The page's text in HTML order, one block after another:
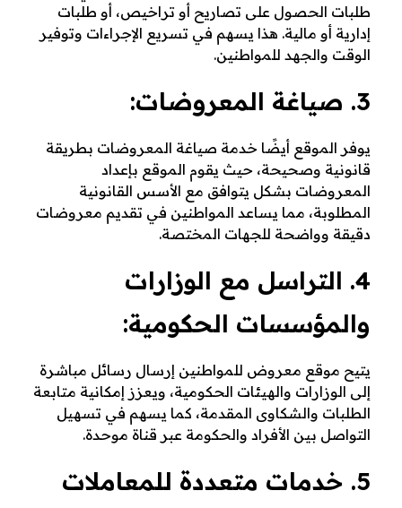
طلبات الحصول على تصاريح أو تراخيص، أو طلبات
إدارية أو مالية. هذا يسهم في تسريع الإجراءات وتوفير
الوقت والجهد للمواطنين.
3. صياغة المعروضات:
يوفر الموقع أيضًا خدمة صياغة المعروضات بطريقة
قانونية وصحيحة، حيث يقوم الموقع بإعداد
المعروضات بشكل يتوافق مع الأسس القانونية
المطلوبة، مما يساعد المواطنين في تقديم معروضات
دقيقة وواضحة للجهات المختصة.
4. التراسل مع الوزارات
والمؤسسات الحكومية:
يتيح موقع معروض للمواطنين إرسال رسائل مباشرة
إلى الوزارات والهيئات الحكومية، ويعزز إمكانية متابعة
الطلبات والشكاوى المقدمة، كما يسهم في تسهيل
التواصل بين الأفراد والحكومة عبر قناة موحدة.
5. خدمات متعددة للمعاملات